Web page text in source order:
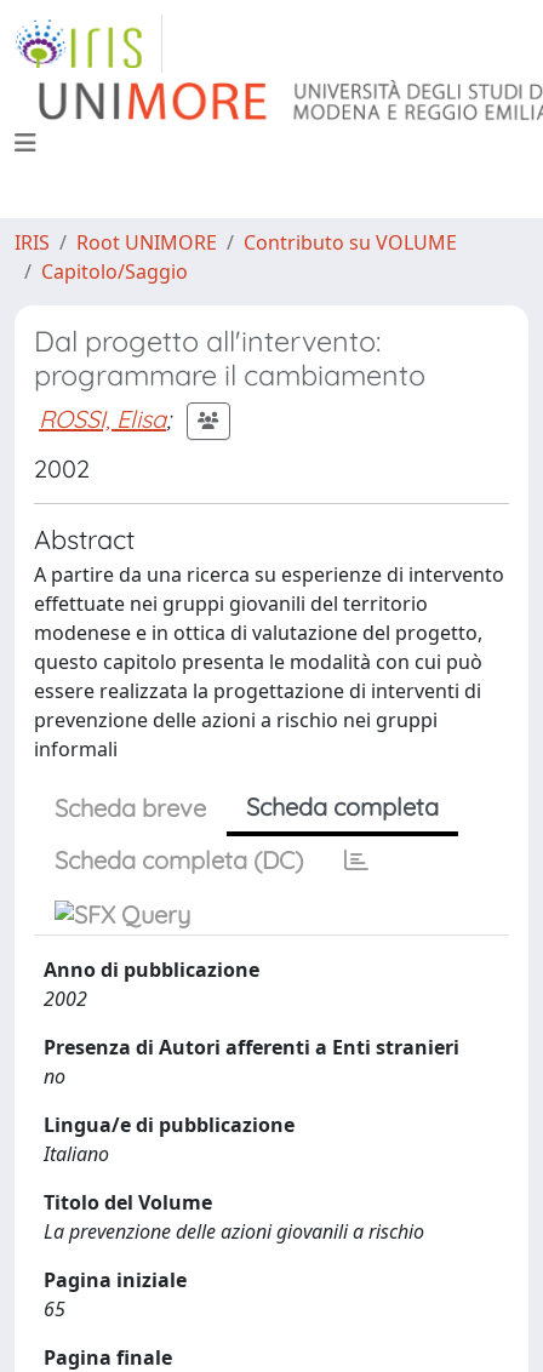
IRIS Root UNIMORE
Contributo su VOLUME
Capitolo/Saggio
Dal progetto all'intervento:
programmare il cambiamento
ROSSI, Elisa;
2002
Abstract
A partire da una ricerca su esperienze di intervento
effettuate nei gruppi giovanili del territorio
modenese e in ottica di valutazione del progetto,
questo capitolo presenta le modalità con cui può
essere realizzata la progettazione di interventi di
prevenzione delle azioni a rischio nei gruppi
informali
Scheda breve
Scheda completa
Scheda completa (DC)
Anno di pubblicazione
2002
Presenza di Autori afferenti a Enti stranieri
no
Lingua/e di pubblicazione
Italiano
Titolo del Volume
La prevenzione delle azioni giovanili a rischio
Pagina iniziale
65
Pagina finale